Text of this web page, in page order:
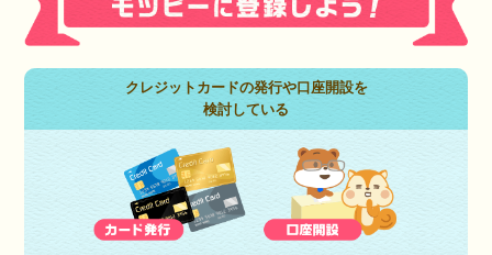
クレジットカードの発行や口座開設を
検討している